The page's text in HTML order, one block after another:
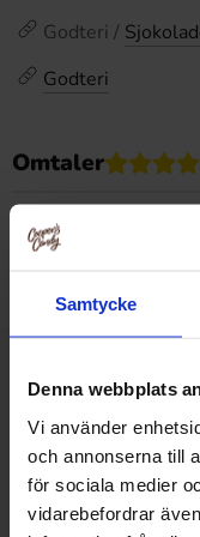
Samtycke
Denna webbplats
Vi använder
och annonserna till
för sociala medier
vidarebefordrar
Godteri /
Godteri
Omtaler
Dette
Prishistorikk